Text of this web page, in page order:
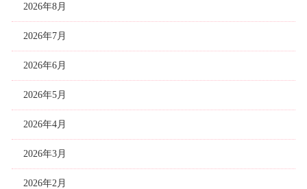
2026年8月
2026年7月
2026年6月
2026年5月
2026年4月
2026年3月
2026年2月